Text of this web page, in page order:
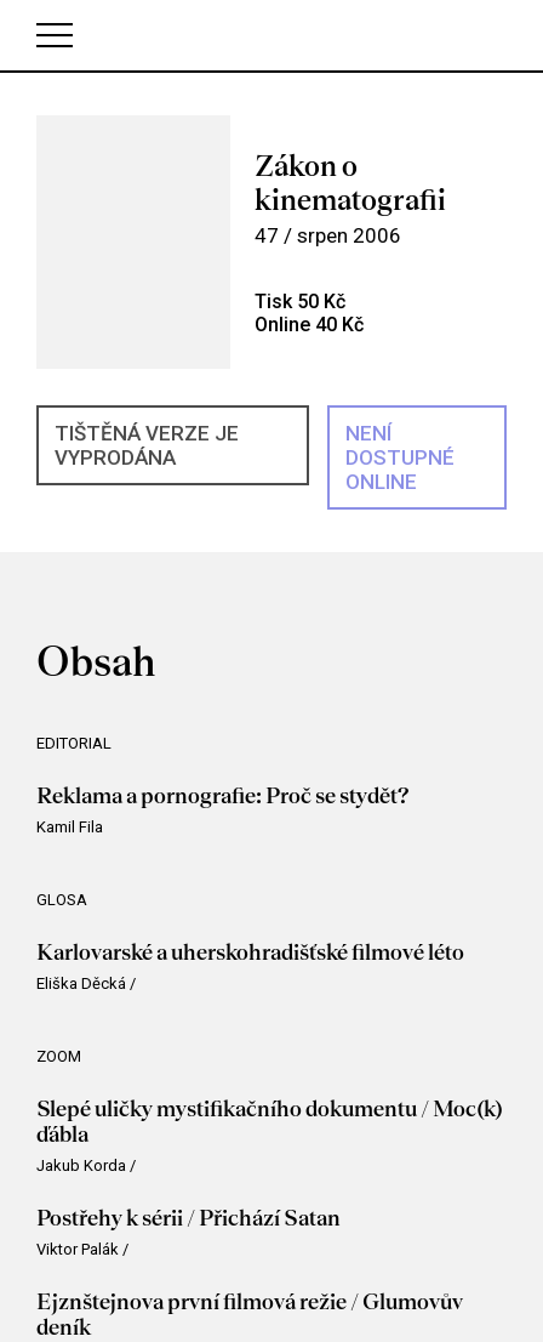
Zákon o
kinematografii
47 / srpen 2006
Tisk 50 Kč
Online 40 Kč
TIŠTĚNÁ VERZE JE
VYPRODÁNA
NENÍ
DOSTUPNÉ
ONLINE
Obsah
EDITORIAL
Reklama a pornografie: Proč se stydět?
Kamil Fila
GLOSA
Karlovarské a uherskohradišťské filmové léto
Eliška Děcká /
ZOOM
Slepé uličky mystifikačního dokumentu / Moc(k)
ďábla
Jakub Korda /
Postřehy k sérii / Přichází Satan
Viktor Palák /
Ejznštejnova první filmová režie / Glumovův
deník